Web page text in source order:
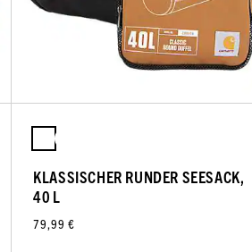
KLASSISCHER RUNDER SEESACK,
40 L
79,99 €